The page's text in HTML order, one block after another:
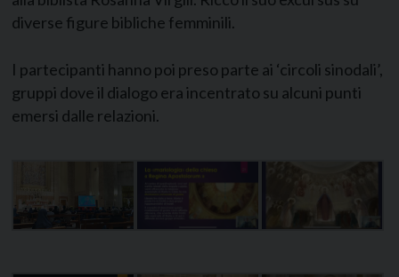
diverse figure bibliche femminili.
I partecipanti hanno poi preso parte ai ‘circoli sinodali’,
gruppi dove il dialogo era incentrato su alcuni punti
emersi dalle relazioni.